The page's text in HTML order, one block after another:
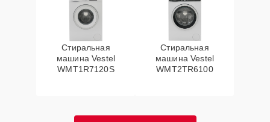
Стиральная
машина Vestel
WMT1R7120S
Стиральная
машина Vestel
WMT2TR6100